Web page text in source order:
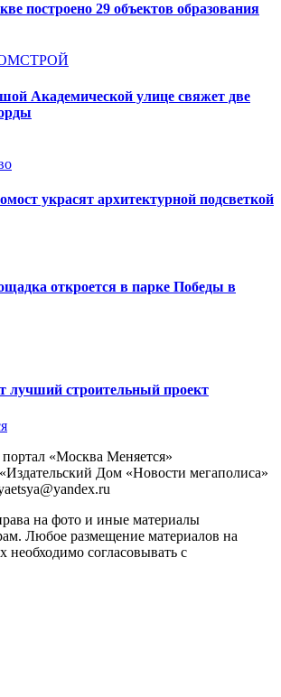
построено 29 объектов образования
Академической улице свяжет две
украсят архитектурной подсветкой
откроется в парке Победы в
лучший строительный проект
«Москва Меняется»
Дом «Новости мегаполиса»
на фото и иные материалы
Любое размещение материалов на
необходимо согласовывать с